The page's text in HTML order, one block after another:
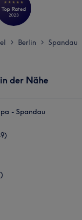
> Berlin > Spandau
der Nähe
- Spandau